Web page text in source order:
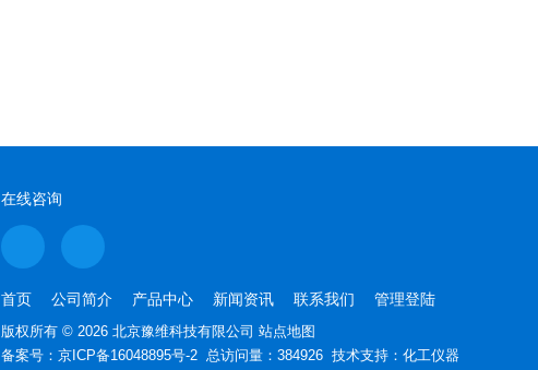
在线咨询
首页 公司简介 产品中心 新闻资讯 联系我们 管理登陆
版权所有 © 2026 北京豫维科技有限公司 站点地图
备案号： 京ICP备16048895号-2 总访问量：384926 技术支持： 化工仪器